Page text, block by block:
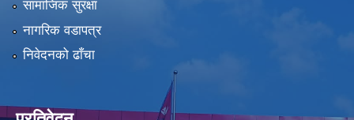
सामाजिक सुरक्षा
नागरिक वडापत्र
निवेदनको ढाँचा